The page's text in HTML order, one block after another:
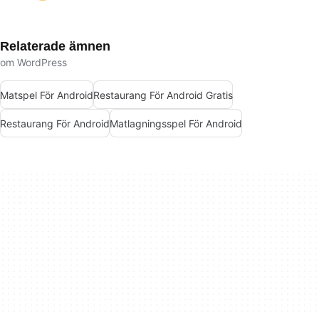
Relaterade ämnen
om WordPress
Matspel För AndroidRestaurang För Android Gratis
Restaurang För AndroidMatlagningsspel För Android